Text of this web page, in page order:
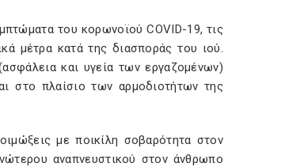
του κορωνοϊού COVID-19, τις
μέτρα κατά της διασποράς του ιού.
και υγεία των εργαζομένων)
στο πλαίσιο των αρμοδιοτήτων της
με ποικίλη σοβαρότητα στον
αναπνευστικού στον άνθρωπο